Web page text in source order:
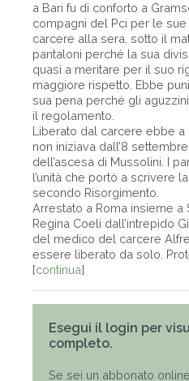
a Bari fu di conforto a
compagni del Pci per le sue
carcere alla sera, sotto il
pantaloni perché la sua
quasi a meritare per il suo
maggiore rispetto. Ebbe
sua pena perché gli
il regolamento.
Liberato dal carcere ebbe a
non iniziava dall’8
dell’ascesa di Mussolini. I
l’unità che portò a scrivere
secondo Risorgimento.
Arrestato a Roma insieme a
Regina Coeli dall’intrepido
del medico del carcere
essere liberato da solo.
[continua]
Esegui il login per
completo.
Se sei un abbonato